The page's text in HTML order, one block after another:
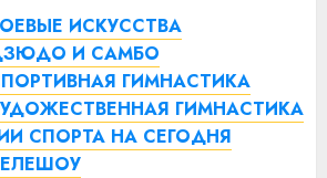
ИСКУССТВА
И САМБО
ГИМНАСТИКА
ГИМНАСТИКА
СПОРТА НА СЕГОДНЯ